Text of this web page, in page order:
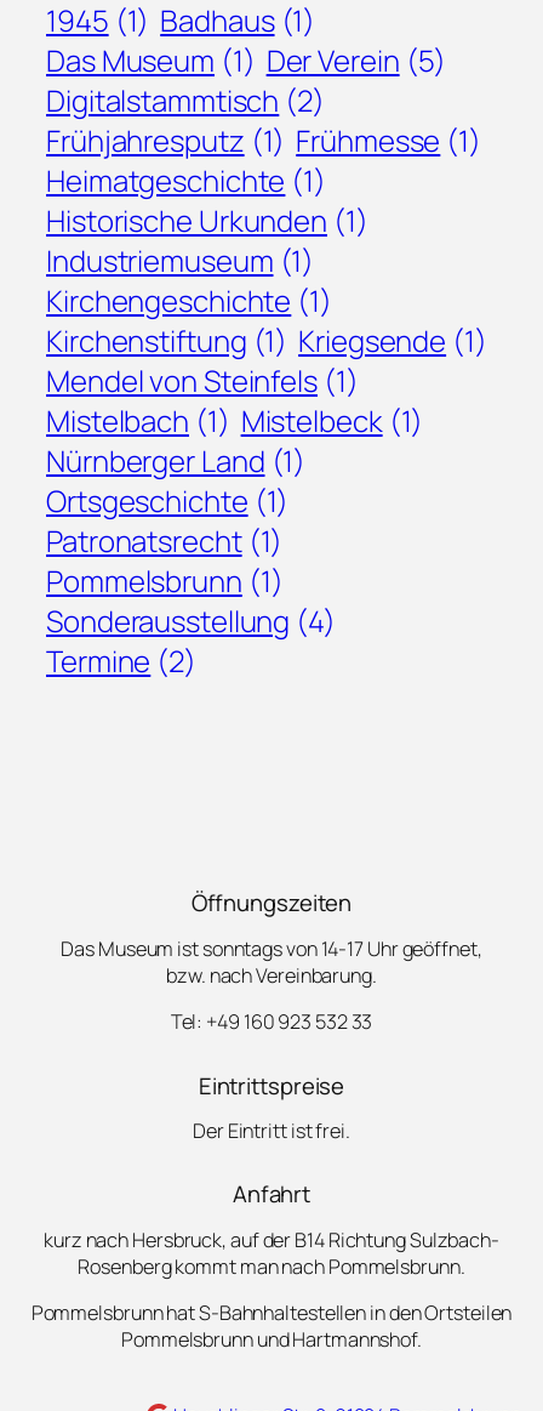
1945 (1) Badhaus (1)
Das Museum (1) Der Verein (5)
Digitalstammtisch (2)
Frühjahresputz (1) Frühmesse (1)
Heimatgeschichte (1)
Historische Urkunden (1)
Industriemuseum (1)
Kirchengeschichte (1)
Kirchenstiftung (1) Kriegsende (1)
Mendel von Steinfels (1)
Mistelbach (1) Mistelbeck (1)
Nürnberger Land (1)
Ortsgeschichte (1)
Patronatsrecht (1)
Pommelsbrunn (1)
Sonderausstellung (4)
Termine (2)
Öffnungszeiten
Das Museum ist sonntags von 14-17 Uhr geöffnet,
bzw. nach Vereinbarung.
Tel: +49 160 923 532 33
Eintrittspreise
Der Eintritt ist frei.
Anfahrt
kurz nach Hersbruck, auf der B14 Richtung Sulzbach-
Rosenberg kommt man nach Pommelsbrunn.
Pommelsbrunn hat S-Bahnhaltestellen in den Ortsteilen
Pommelsbrunn und Hartmannshof.